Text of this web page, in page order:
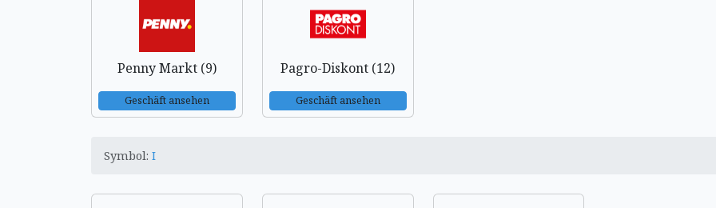
Penny Markt (9)
Geschäft ansehen
Pagro-Diskont (12)
Geschäft ansehen
Symbol: I